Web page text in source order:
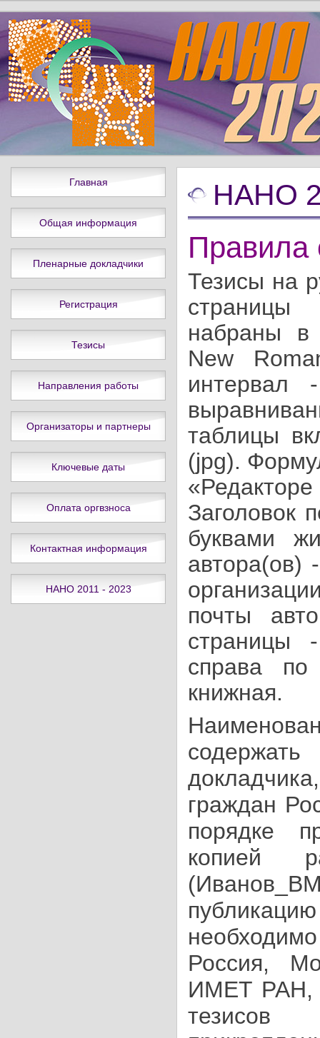
Главная
Общая информация
Пленарные докладчики
Регистрация
Тезисы
Направления работы
Организаторы и партнеры
Ключевые даты
Оплата оргвзноса
Контактная информация
НАНО 2011 - 2023
НАНО
Правила
Тезисы на
набраны
New
таблицы
(jpg).
Заголовок
буквами
автора(ов)
почты
страницы
справа
книжная.
граждан
порядке
копией
Россия,
ИМЕТ РАН,